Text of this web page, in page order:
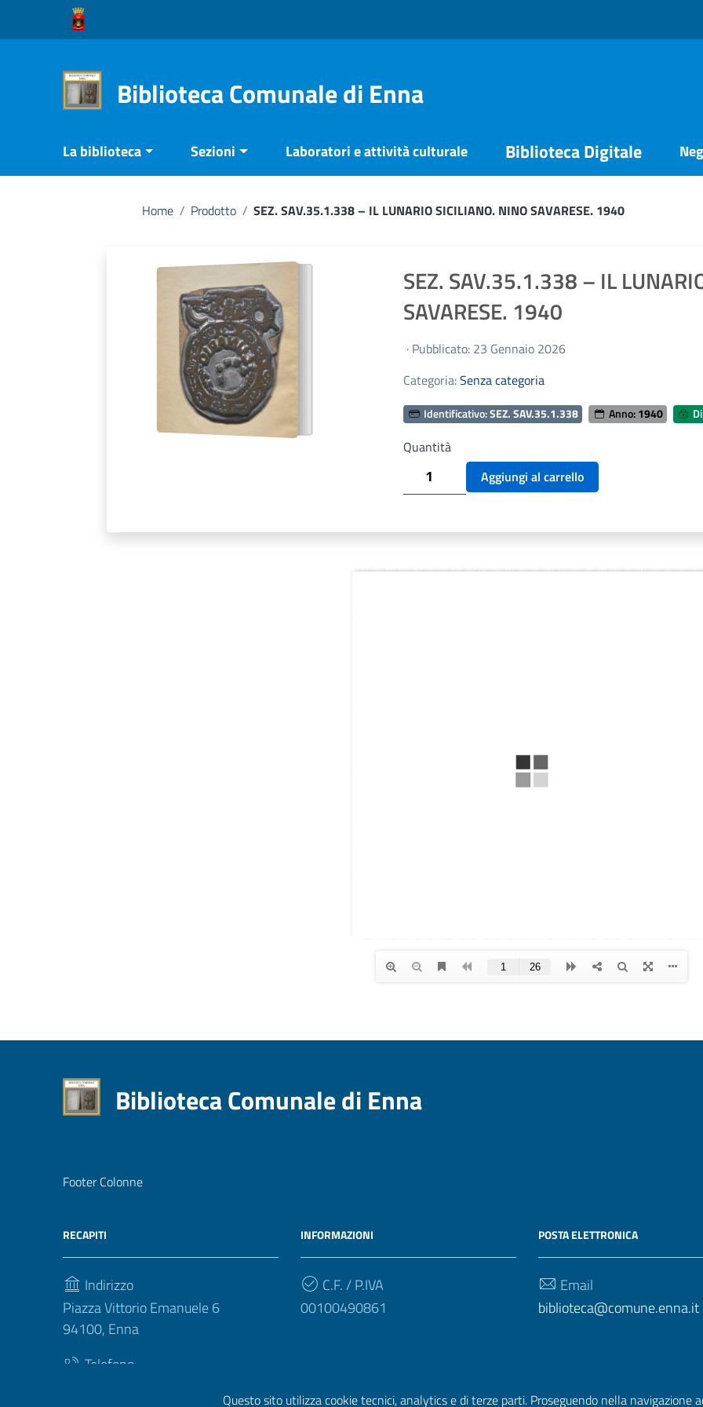
Questo sito utilizza cookie tecnici, analytics e di terze parti. Proseguendo nella navigazione
Vai ai contenuti
Vai al menu di navigazione
Biblioteca Comunale di Enna
La biblioteca Sezioni Laboratori e attività culturale Biblioteca Digitale
Home / Prodotto / SEZ. SAV.35.1.338 – IL LUNARIO SICILIANO. NINO SAVARESE. 1940
SEZ. SAV.35.1.338 – IL
SAVARESE. 1940
· Pubblicato: 23 Gennaio 2026
Categoria:Senza categoria
Identificativo:SEZ. SAV.35.1.338 Anno:1940
Quantità
SEZ.
SAV.35.1.338
IL
SICILIANO.
Aggiungi al carrello
Biblioteca Comunale di Enna
Footer Colonne
RECAPITI
Indirizzo
Piazza Vittorio Emanuele 6
94100, Enna
Telefono
INFORMAZIONI
C.F. / P.IVA
00100490861
POSTA ELETTRONICA
Email
biblioteca@comune.enna.it